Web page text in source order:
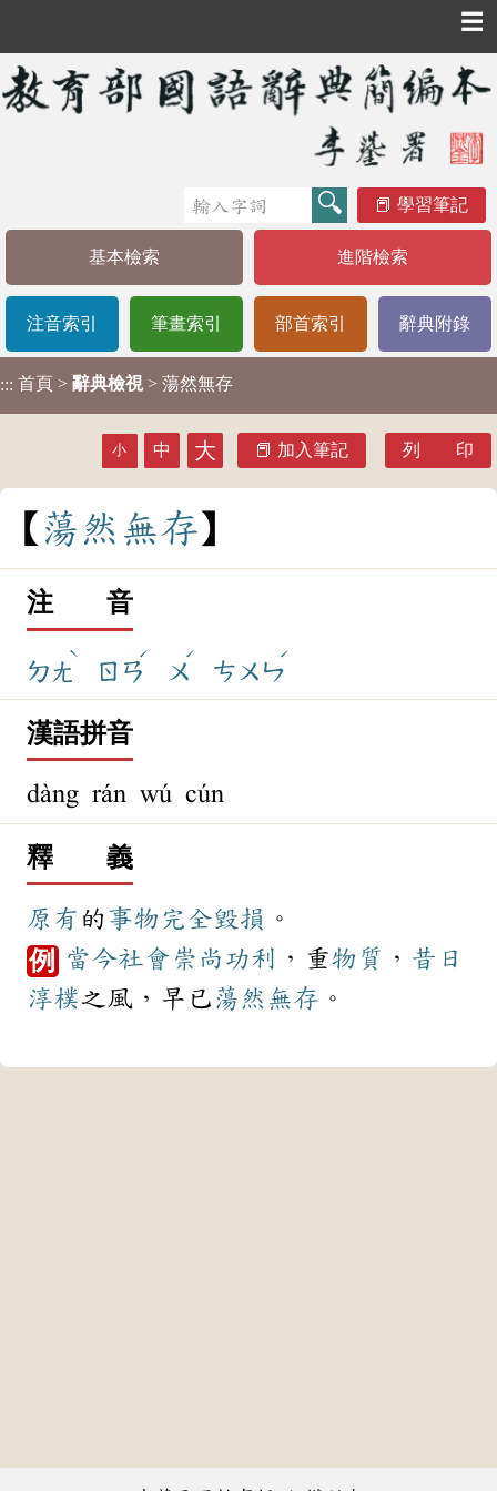
☰
學習筆記
基本檢索 進階檢索
注音索引 筆畫索引 部首索引 辭典附錄
::: 首頁 > 辭典檢視 > 蕩然無存
小 中 大 加入筆記 列 印
蕩 然 無存
注 音
ㄉㄤ
ˋ
ㄖㄢ
ˊ
ㄨ
ˊ
ㄘㄨㄣ
ˊ
漢語拼音
dàng rán wú cún
釋 義
原有 的 事物 完全毀損 。
例 當今社會 崇尚 功利 ，重物質 ， 昔日
淳樸之風，早已 蕩然無存 。